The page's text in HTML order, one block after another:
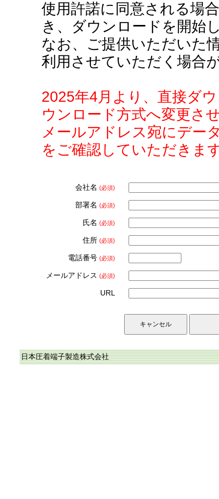
使用許諾に同意される場
き、ダウンロードを開始
なお、ご提供いただいた
利用させていただく場合
2025年4月より、直接ダ
ウンロード方式へ変更さ
メールアドレス宛にデー
をご確認していただきま
会社名 (必須)
部署名 (必須)
氏名 (必須)
住所 (必須)
電話番号 (必須)
メールアドレス (必須)
URL
日本圧着端子製造株式会社